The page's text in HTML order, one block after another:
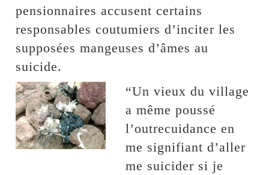
pensionnaires accusent certains
responsables coutumiers d’inciter les
supposées mangeuses d’âmes au
suicide.
“Un vieux du village
a même poussé
l’outrecuidance en
me signifiant d’aller
me suicider si je